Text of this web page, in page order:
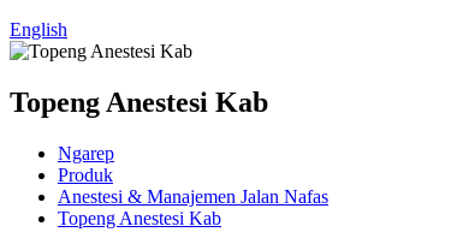
English
Topeng Anestesi Kab
Ngarep
Produk
Anestesi & Manajemen Jalan Nafas
Topeng Anestesi Kab